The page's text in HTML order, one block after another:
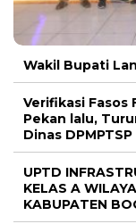
Wakil Bupati
Verifikasi Fasos
Pekan lalu,
Dinas
UPTD
KELAS A
KABUPATEN